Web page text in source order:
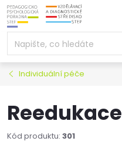
Přejít
na
obsah
Individuální péče
Reedukace
Kód produktu: 301